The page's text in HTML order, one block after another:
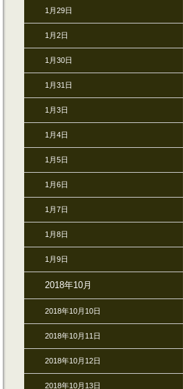
1月29日
1月2日
1月30日
1月31日
1月3日
1月4日
1月5日
1月6日
1月7日
1月8日
1月9日
2018年10月
2018年10月10日
2018年10月11日
2018年10月12日
2018年10月13日